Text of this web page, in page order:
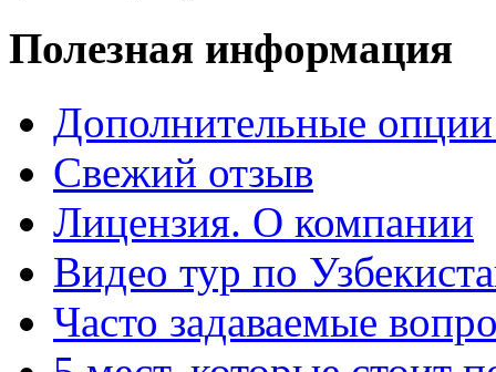
Полезная информация
Дополнительные
Свежий отзыв
Лицензия. О компании
Видео тур по
Часто задаваемые